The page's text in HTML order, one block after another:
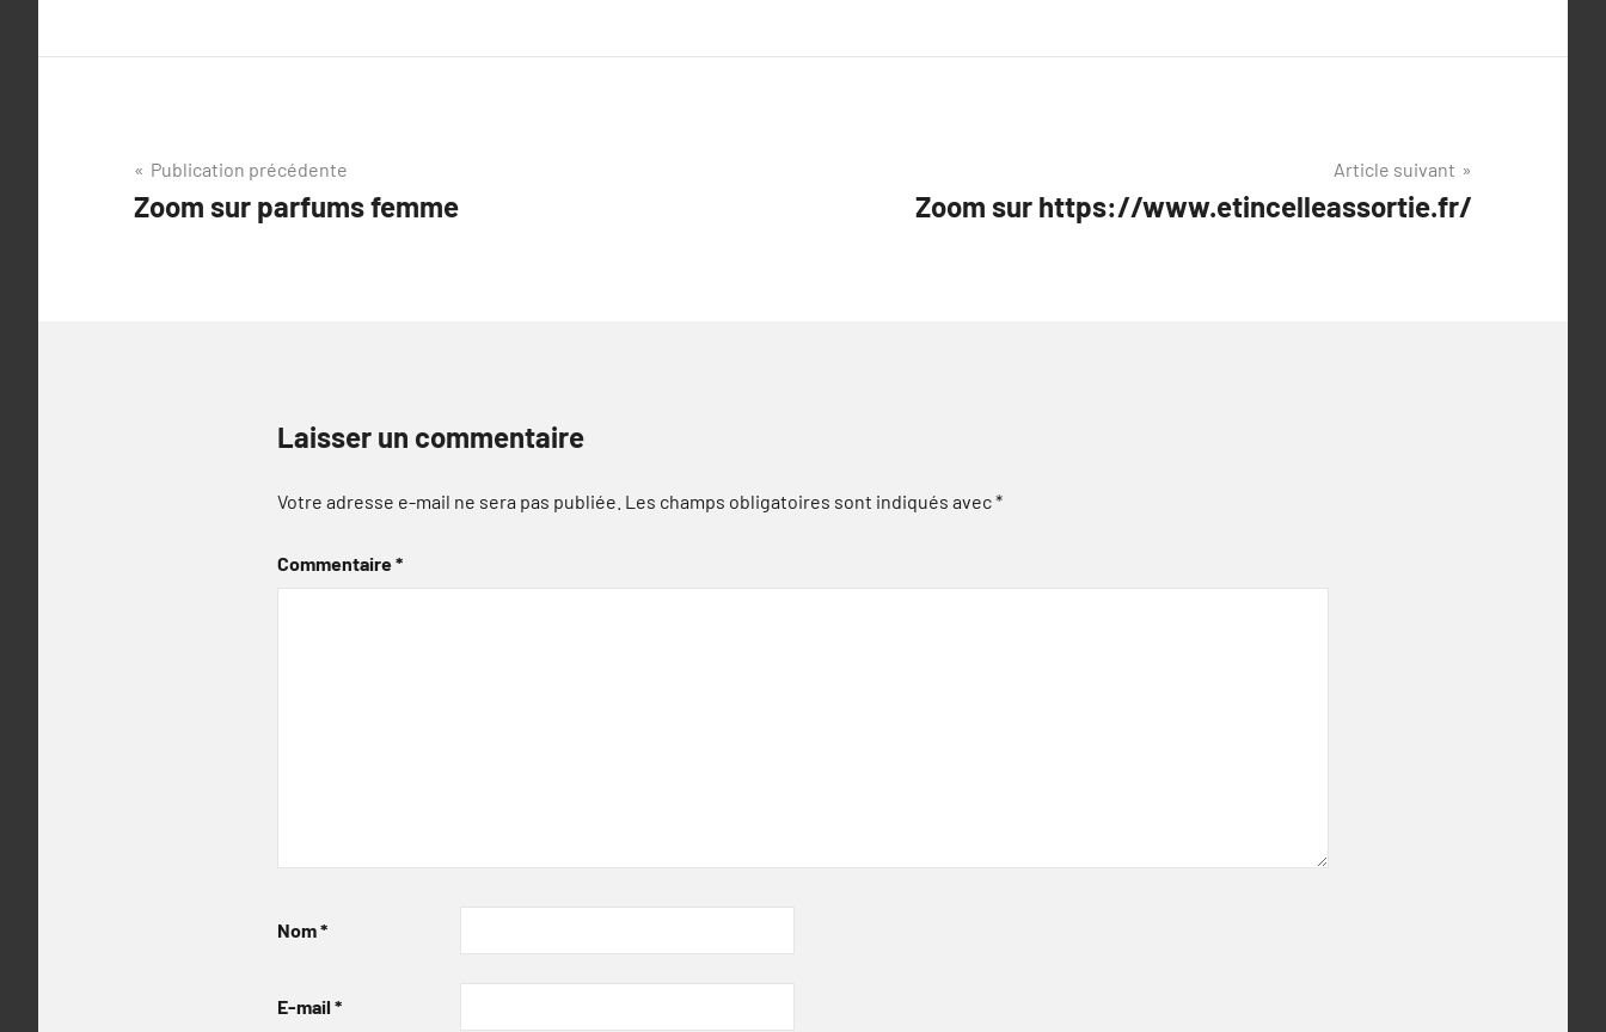
Navigation
de
Publication précédente
Zoom sur parfums femme
Article suivant
Zoom sur https://www.etincelleassortie.fr/
Laisser un commentaire
Votre adresse e-mail ne sera pas publiée. Les champs obligatoires sont indiqués avec*
Commentaire*
Nom*
E-mail *